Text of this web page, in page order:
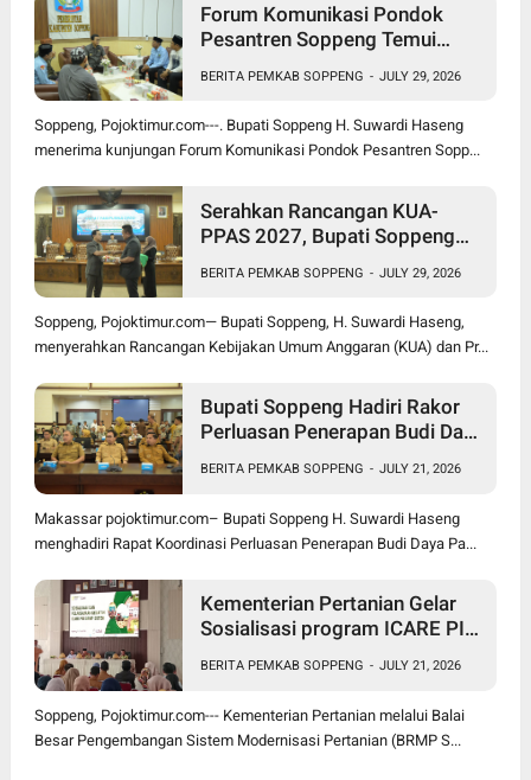
Forum Komunikasi Pondok
Pesantren Soppeng Temui
BERITA PEMKAB SOPPENG - JULY 29, 2026
Soppeng, Pojoktimur.com---. Bupati Soppeng H. Suwardi Haseng
menerima kunjungan Forum Komunikasi Pondok Pesantren Sopp...
Serahkan Rancangan KUA-
PPAS 2027, Bupati Soppeng
Tengah Tekanan Fiskal
BERITA PEMKAB SOPPENG - JULY 29, 2026
Soppeng, Pojoktimur.com— Bupati Soppeng, H. Suwardi Haseng,
menyerahkan Rancangan Kebijakan Umum Anggaran (KUA) dan Pr...
Bupati Soppeng Hadiri Rakor
Perluasan Penerapan Budi Daya
BERITA PEMKAB SOPPENG - JULY 21, 2026
Makassar pojoktimur.com– Bupati Soppeng H. Suwardi Haseng
menghadiri Rapat Koordinasi Perluasan Penerapan Budi Daya Pa...
Kementerian Pertanian Gelar
Sosialisasi program ICARE PIU
BERITA PEMKAB SOPPENG - JULY 21, 2026
Soppeng, Pojoktimur.com--- Kementerian Pertanian melalui Balai
Besar Pengembangan Sistem Modernisasi Pertanian (BRMP S...